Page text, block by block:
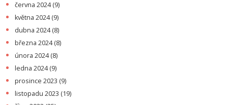
června 2024(9)
května 2024(9)
dubna 2024(8)
března 2024(8)
února 2024(8)
ledna 2024(9)
prosince 2023 (9)
listopadu 2023 (19)